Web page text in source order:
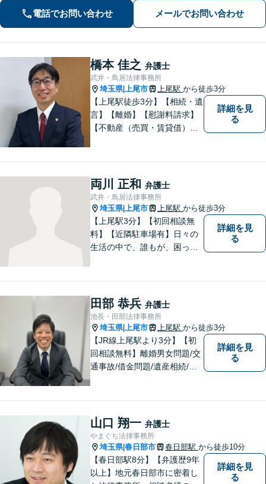
電話でお問い合わせ メールでお問い合わせ
橋本 佳之 弁護士
武井・鳥居法律事務所
埼玉県| 上尾市 上尾駅 から徒歩3分
【上尾駅徒歩3分】【相続・遺
言】【離婚】【慰謝料請求】
【不動産（売買・賃貸借）】
詳細を見
る
両川 正和 弁護士
武井・鳥居法律事務所
埼玉県| 上尾市 上尾駅 から徒歩3分
【上尾駅3分】【初回相談無
料】【近隣駐車場有】日々の
生活の中で、誰もが、困っ
なってしまうことがあると思
います。そんな時は、お気軽
に私にご相談ください。
詳細を見
る
田部 恭兵 弁護士
池長・田部法律事務所
埼玉県| 上尾市 上尾駅 から徒歩3分
【JR線上尾駅より3分】【初
回相談無料】離婚男女問題/交
通事故/借金問題/遺産相続/債
に無料相談を時間を区切らず
に設けております。ぜひ、お
気軽にご相談ください。
詳細を見
る
山口 翔一 弁護士
やまぐち法律事務所
埼玉県|春日部市 春日部駅 から徒歩10分
【春日部駅8分】【弁護歴9年
以上】地元春日部市に密着し
詳細を見
る